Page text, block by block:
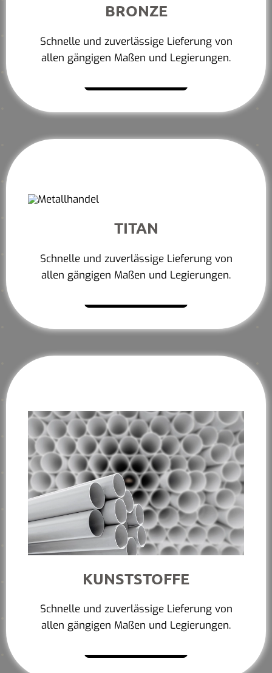
BRONZE
Schnelle und zuverlässige Lieferung von
allen gängigen Maßen und Legierungen.
TITAN
Schnelle und zuverlässige Lieferung von
allen gängigen Maßen und Legierungen.
KUNSTSTOFFE
Schnelle und zuverlässige Lieferung von
allen gängigen Maßen und Legierungen.